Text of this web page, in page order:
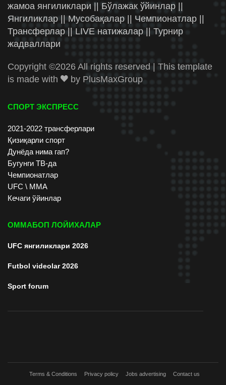
жамоа янгиликлари || Бўлажак ўйинлар ||
Янгиликлар || Мусобақалар || Чемпионатлар ||
Трансферлар || LIVE натижалар || Турнир
жадваллари
Copyright ©2026 All rights reserved | This template
is made with
by PlusMaxGroup
СПОРТ ЭКСПРЕСС
2021-2022 трансферлари
Қизиқарли спорт
Дунёда нима гап?
Бугунги ТВ-да
Чемпионатлар
UFC \ ММА
Кечаги ўйинлар
ОММАБОП ЛОЙИХАЛАР
UFC янгиликлари 2026
Futbol videolar 2026
Sport forum
Terms & Conditions Privacy policy Jobs advertising Contact us